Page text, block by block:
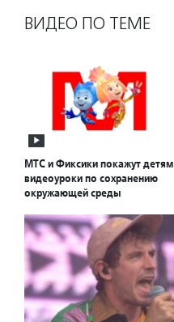
ВИДЕО ПО ТЕМЕ
МТС и Фиксики покажут детям
видеоуроки по сохранению
окружающей среды